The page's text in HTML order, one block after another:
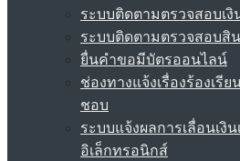
ระบบติดตามตรวจสอบเงิ
ระบบติดตามตรวจสอบสิ
ยื่นคำขอมีบัตรออนไลน์
ช่องทางแจ้งเรื่องร้องเรี
ชอบ
ระบบแจ้งผลการเลื่อนเงิ
อิเล็กทรอนิกส์